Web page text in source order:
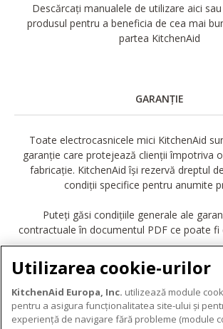
Descărcați manualele de utilizare aici
produsul pentru a beneficia de cea mai
partea KitchenAid
GARANȚIE
Toate electrocasnicele mici KitchenAid
garanție care protejează clienții împotriva
fabricație. KitchenAid își rezervă dreptul
condiții specifice pentru anumite
Puteți găsi condițiile generale ale
contractuale în documentul PDF ce poate fi
DESCĂRCARE GARANȚIE
Utilizarea cookie-urilor
KitchenAid Europa, Inc. utilizează module
pentru a asigura funcționalitatea site-ului și
experiență de navigare fără probleme (module